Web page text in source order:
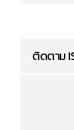
ติดตาม